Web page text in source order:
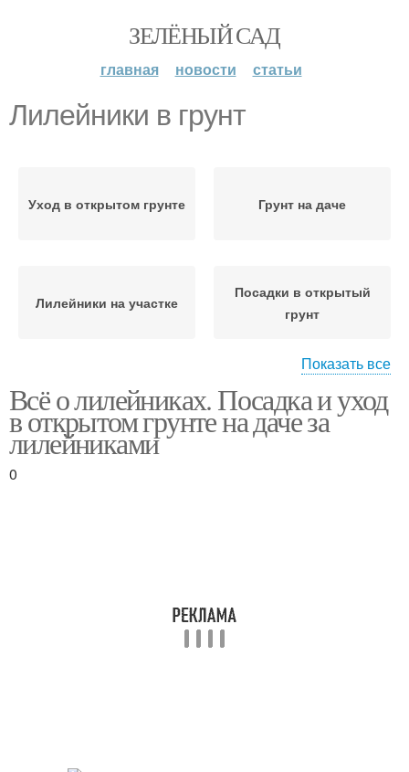
ЗЕЛЁНЫЙ САД
главная новости статьи
Лилейники в грунт
Уход в открытом грунте Грунт на даче
Лилейники на участке
Посадки в открытый
грунт
Лилейник с фото Лилейники на даче
Показать все
Всё о лилейниках. Посадка и уход
в открытом грунте на даче за
лилейниками
0